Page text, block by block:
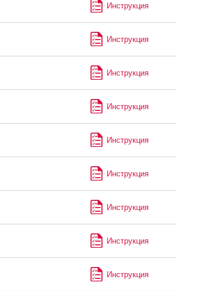
Инструкция
Инструкция
Инструкция
Инструкция
Инструкция
Инструкция
Инструкция
Инструкция
Инструкция